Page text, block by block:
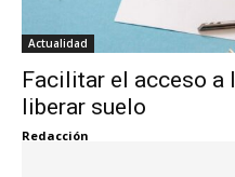
Actualidad
Facilitar el acceso a
liberar suelo
Redacción